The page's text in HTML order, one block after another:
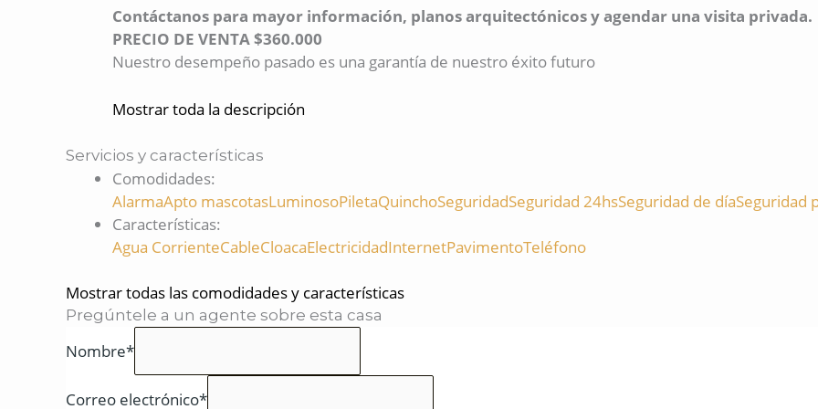
Contáctanos para mayor información, planos arquitectónicos y agendar una visita privada.
PRECIO DE VENTA $360.000
Nuestro desempeño pasado es una garantía de nuestro éxito futuro
Mostrar toda la descripción
Servicios y características
Comodidades:
AlarmaApto mascotasLuminosoPiletaQuinchoSeguridadSeguridad 24hsSeguridad de díaSeguridad
Características:
Agua CorrienteCableCloacaElectricidadInternetPavimentoTeléfono
Mostrar todas las comodidades y características
Pregúntele a un agente sobre esta casa
Nombre*
Correo electrónico*